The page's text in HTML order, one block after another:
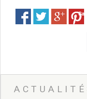
Arrêtés du
Services
Pour venir
Services
Save